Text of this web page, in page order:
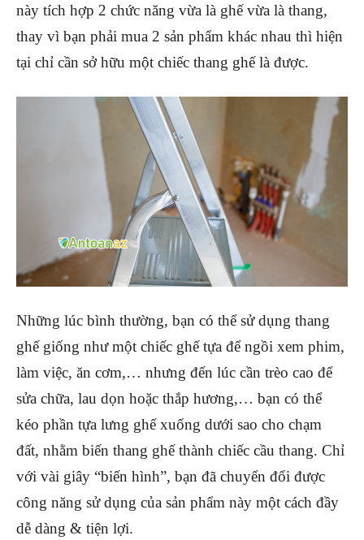
này tích hợp 2 chức năng vừa là ghế vừa là thang,
thay vì bạn phải mua 2 sản phẩm khác nhau thì hiện
tại chỉ cần sở hữu một chiếc thang ghế là được.
Những lúc bình thường, bạn có thể sử dụng thang
ghế giống như một chiếc ghế tựa để ngồi xem phim,
làm việc, ăn cơm,… nhưng đến lúc cần trèo cao để
sửa chữa, lau dọn hoặc thắp hương,… bạn có thể
kéo phần tựa lưng ghế xuống dưới sao cho chạm
đất, nhằm biến thang ghế thành chiếc cầu thang. Chỉ
với vài giây “biến hình”, bạn đã chuyển đổi được
công năng sử dụng của sản phẩm này một cách đầy
dễ dàng & tiện lợi.